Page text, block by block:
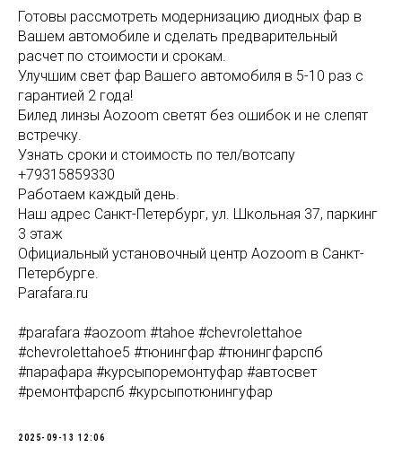
Готовы рассмотреть модернизацию диодных фар в
Вашем автомобиле и сделать предварительный
расчет по стоимости и срокам.
Улучшим свет фар Вашего автомобиля в 5-10 раз с
гарантией 2 года!
Билед линзы Aozoom светят без ошибок и не слепят
встречку.
Узнать сроки и стоимость по тел/вотсапу
+79315859330
Работаем каждый день.
Наш адрес Санкт-Петербург, ул. Школьная 37, паркинг
3 этаж
Официальный установочный центр Aozoom в Санкт-
Петербурге.
Parafara.ru
#parafara #aozoom #tahoe #chevrolettahoe
#chevrolettahoe5 #тюнингфар #тюнингфарспб
#парафара #курсыпоремонтуфар #автосвет
#ремонтфарспб #курсыпотюнингуфар
2025-09-13 12:06